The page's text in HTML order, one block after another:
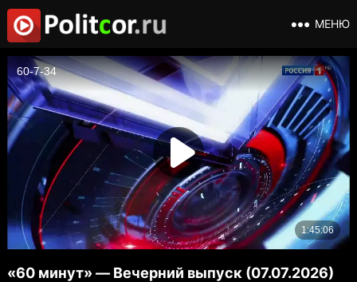
МЕНЮ
«60 минут» — Вечерний выпуск (07.07.2026)